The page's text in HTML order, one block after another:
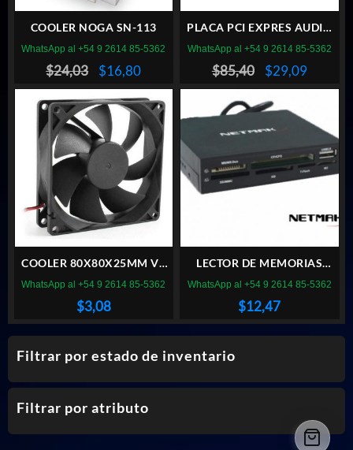
Filtrar por estado de inventario
Filtrar por atributo
COOLER NOGA SN-113
$24,03
El
precio
original
era:
$24,03.
$16,80El
precio
actual
es:
$16,80.
WhatsApp al +54 9 2614 85-5362
PLACA PCI EXPRES AUDIO
NS-PCIE A U6
$85,40
El
precio
original
$85,40.
$29,09El
precio
es:
$29,09.
WhatsApp al +54 9 2614 85-5362
COOLER 80X80X25MM VT
BUJE 8CM 12V FICHA
$3,08
WhatsApp al +54 9 2614 85-5362
LECTOR DE MEMORIAS
NETMAK NM-520 INTERNO
$12,47
WhatsApp al +54 9 2614 85-5362